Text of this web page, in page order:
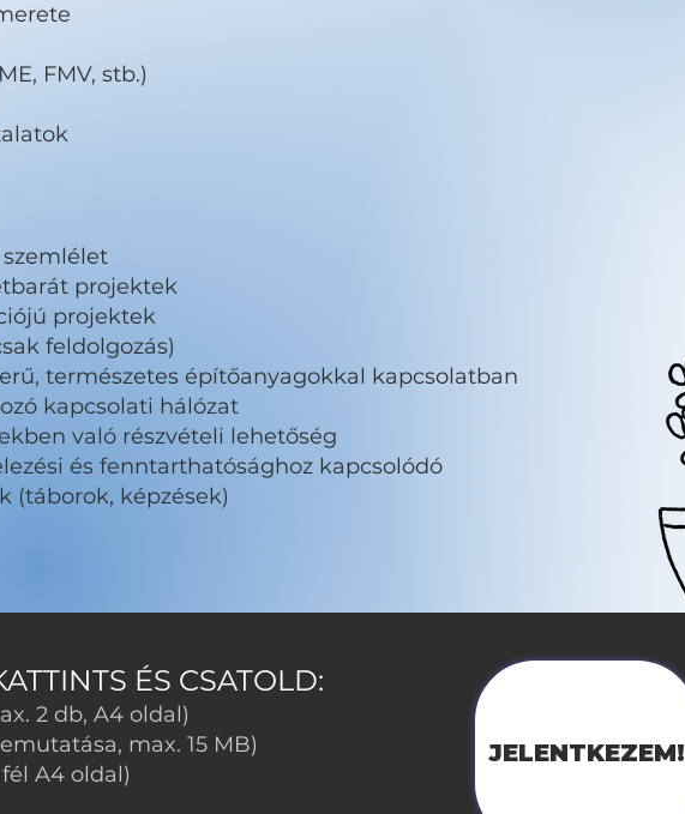
FMV, stb.)
projektek
projektek
feldolgozás)
természetes építőanyagokkal kapcsolatban
kapcsolati hálózat
való részvételi lehetőség
és fenntarthatósághoz kapcsolódó
(táborok, képzések)
ÉS CSATOLD:
2 db, A4 oldal)
max. 15 MB)
A4 oldal)
JELENTKEZEM!